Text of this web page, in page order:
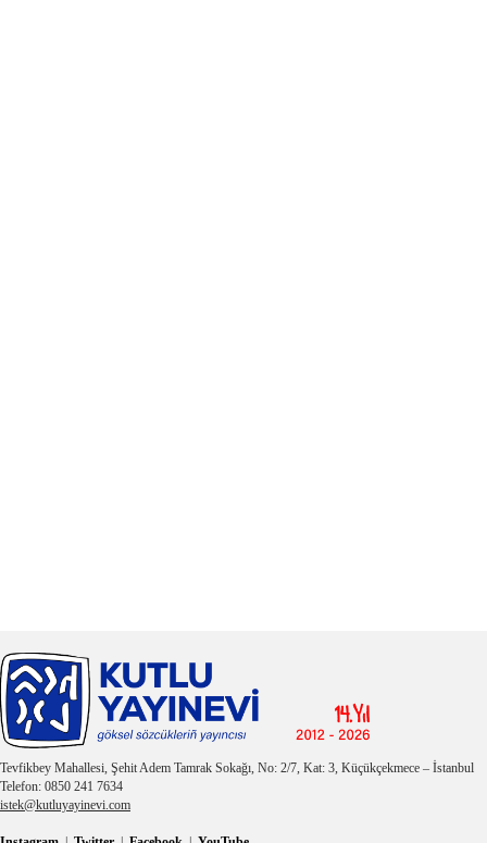
Tevfikbey Mahallesi, Şehit Adem Tamrak Sokağı, No: 2/7, Kat: 3, Küçükçekmece – İstanbul
Telefon: 0850 241 7634
istek@kutluyayinevi.com